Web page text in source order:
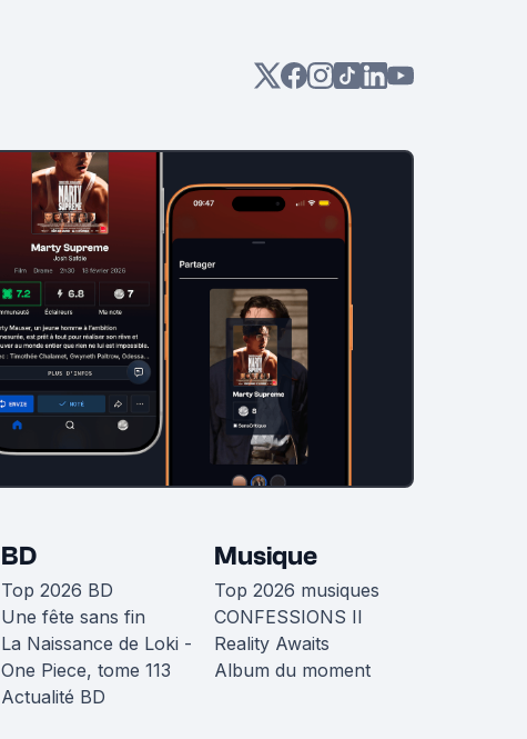
BD
Top 2026 BD
Une fête sans fin
La Naissance de Loki -
One Piece, tome 113
Actualité BD
Musique
Top 2026 musiques
CONFESSIONS II
Reality Awaits
Album du moment